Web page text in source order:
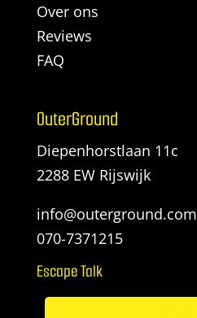
Over ons
Reviews
FAQ
OuterGround
Diepenhorstlaan 11c
2288 EW Rijswijk
info@outerground.com
070-7371215
Escape Talk